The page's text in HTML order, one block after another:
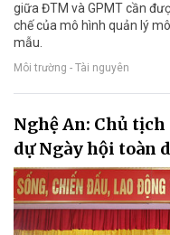
giữa ĐTM và GPMT cần
chế của mô hình quản lý
mẫu.
Môi trường - Tài nguyên
Nghệ An: Chủ
dự Ngày hội toàn